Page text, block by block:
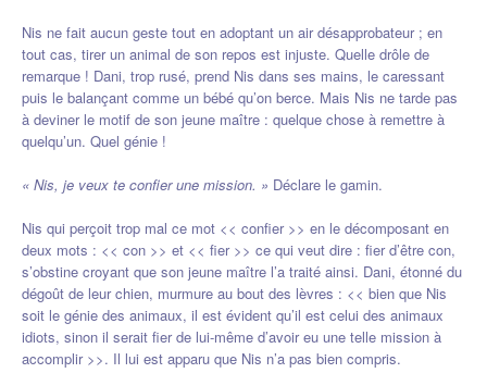
Nis ne fait aucun geste tout en adoptant un air désapprobateur ; en
tout cas, tirer un animal de son repos est injuste. Quelle drôle de
remarque ! Dani, trop rusé, prend Nis dans ses mains, le caressant
puis le balançant comme un bébé qu’on berce. Mais Nis ne tarde pas
à deviner le motif de son jeune maître : quelque chose à remettre à
quelqu’un. Quel génie !
« Nis, je veux te confier une mission. » Déclare le gamin.
Nis qui perçoit trop mal ce mot << confier >> en le décomposant en
deux mots : << con >> et << fier >> ce qui veut dire : fier d’être con,
s’obstine croyant que son jeune maître l’a traité ainsi. Dani, étonné du
dégoût de leur chien, murmure au bout des lèvres : << bien que Nis
soit le génie des animaux, il est évident qu’il est celui des animaux
idiots, sinon il serait fier de lui-même d’avoir eu une telle mission à
accomplir >>. Il lui est apparu que Nis n’a pas bien compris.